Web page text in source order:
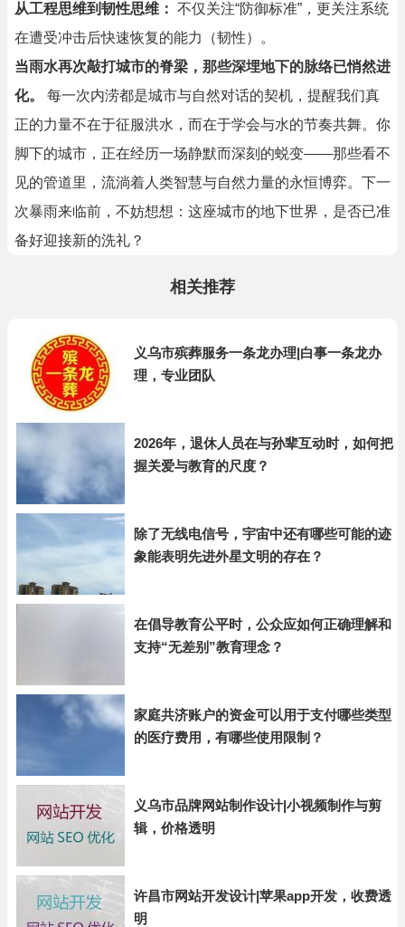
从工程思维到韧性思维： 不仅关注“防御标准”，更关注系统
在遭受冲击后快速恢复的能力（韧性）。
当雨水再次敲打城市的脊梁，那些深埋地下的脉络已悄然进
化。
每一次内涝都是城市与自然对话的契机，提醒我们真
正的力量不在于征服洪水，而在于学会与水的节奏共舞。你
脚下的城市，正在经历一场静默而深刻的蜕变——那些看不
见的管道里，流淌着人类智慧与自然力量的永恒博弈。下一
次暴雨来临前，不妨想想：这座城市的地下世界，是否已准
备好迎接新的洗礼？
相关推荐
义乌市殡葬服务一条龙办理|白事一条龙办
理，专业团队
2026年，退休人员在与孙辈互动时，如何把
握关爱与教育的尺度？
除了无线电信号，宇宙中还有哪些可能的迹
象能表明先进外星文明的存在？
在倡导教育公平时，公众应如何正确理解和
支持“无差别”教育理念？
家庭共济账户的资金可以用于支付哪些类型
的医疗费用，有哪些使用限制？
义乌市品牌网站制作设计|小视频制作与剪
辑，价格透明
许昌市网站开发设计|苹果app开发，收费透
明